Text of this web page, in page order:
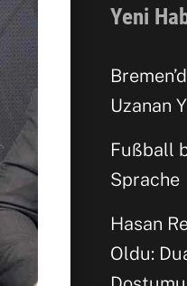
Yeni
Uzanan
Fußball
Sprache
Hasan
Oldu: